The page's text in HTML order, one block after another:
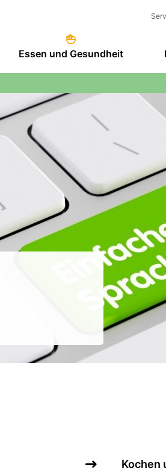
Essen und Gesundheit
Kochen